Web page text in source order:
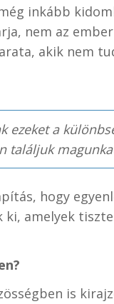
inkább
nem az
akik nem
ezeket a
találjuk
hogy
amelyek
is